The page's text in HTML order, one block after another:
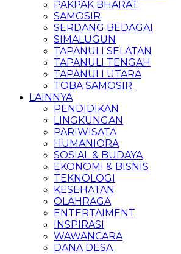
PAKPAK BHARAT
SAMOSIR
SERDANG BEDAGAI
SIMALUGUN
TAPANULI SELATAN
TAPANULI TENGAH
TAPANULI UTARA
TOBA SAMOSIR
LAINNYA
PENDIDIKAN
LINGKUNGAN
PARIWISATA
HUMANIORA
SOSIAL & BUDAYA
EKONOMI & BISNIS
TEKNOLOGI
KESEHATAN
OLAHRAGA
ENTERTAIMENT
INSPIRASI
WAWANCARA
DANA DESA